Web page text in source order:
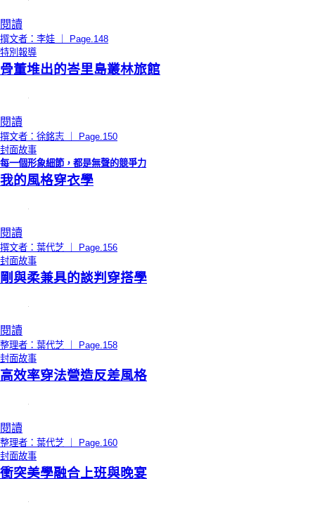
閱讀
撰文者：李娃 ｜ Page.148
特別報導
骨董堆出的峇里島叢林旅館
閱讀
撰文者：徐銘志 ｜ Page.150
封面故事
每一個形象細節，都是無聲的競爭力
我的風格穿衣學
閱讀
撰文者：葉代芝 ｜ Page.156
封面故事
剛與柔兼具的談判穿搭學
閱讀
整理者：葉代芝 ｜ Page.158
封面故事
高效率穿法營造反差風格
閱讀
整理者：葉代芝 ｜ Page.160
封面故事
衝突美學融合上班與晚宴